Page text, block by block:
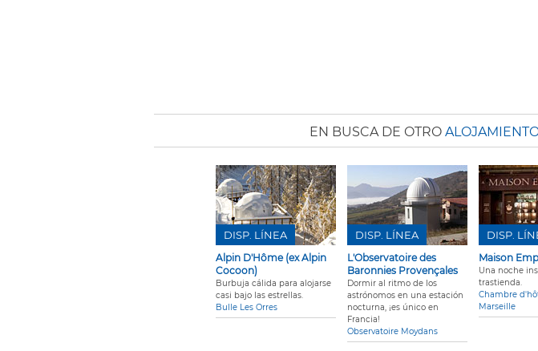
EN BUSCA DE OTRO
Alpin D'Hôme (ex Alpin
Cocoon)
Burbuja cálida para alojarse
casi bajo las estrellas.
Bulle Les Orres
DISP. LÍNEA
L'Observatoire des
Baronnies Provençales
Dormir al ritmo de los
astrónomos en una estación
nocturna, ¡es único en
Francia!
Observatoire Moydans
DISP. LÍNEA
Maison
Una noche
trastienda.
Chambre
Marseille
DISP.